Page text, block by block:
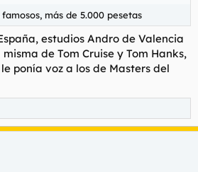
más de 5.000 pesetas
estudios Andro de Valencia
de Tom Cruise y Tom Hanks,
ponía voz a los de Masters del